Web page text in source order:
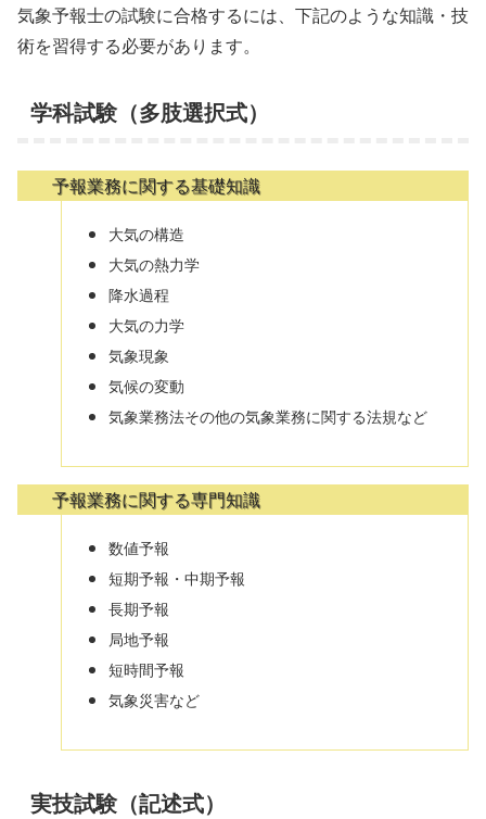
気象予報士の試験に合格するには、下記のような知識・技
術を習得する必要があります。
学科試験（多肢選択式）
予報業務に関する基礎知識
大気の構造
大気の熱力学
降水過程
大気の力学
気象現象
気候の変動
気象業務法その他の気象業務に関する法規など
予報業務に関する専門知識
数値予報
短期予報・中期予報
長期予報
局地予報
短時間予報
気象災害など
実技試験（記述式）